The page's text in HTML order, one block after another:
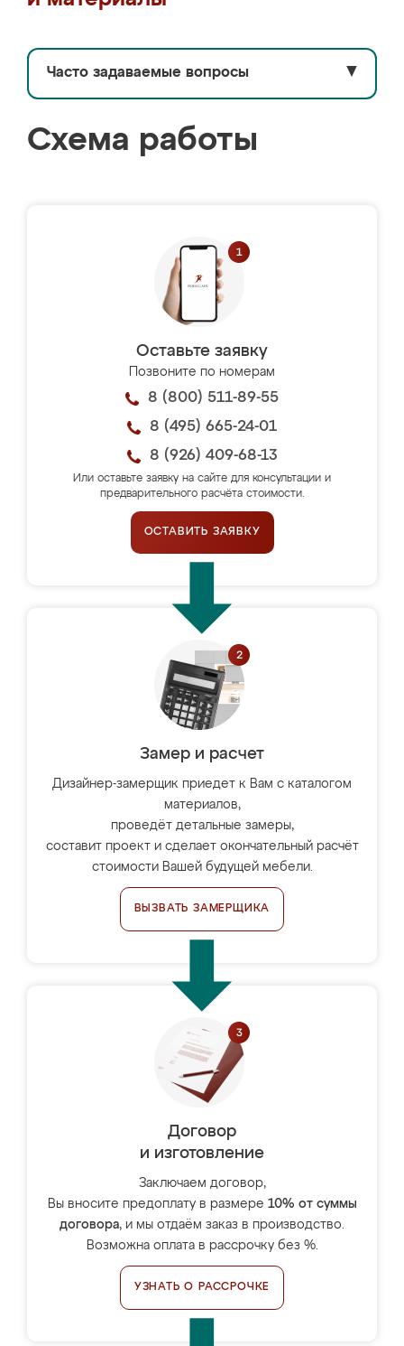
Часто задаваемые вопросы ▼
Схема работы
Оставьте заявку
Позвоните по номерам
8 (800) 511-89-55
8 (495) 665-24-01
8 (926) 409-68-13
Или оставьте заявку на сайте для консультации и
предварительного расчёта стоимости.
ОСТАВИТЬ ЗАЯВКУ
Замер и расчет
Дизайнер-замерщик приедет к Вам с каталогом
материалов,
проведёт детальные замеры,
составит проект и сделает окончательный расчёт
стоимости Вашей будущей мебели.
ВЫЗВАТЬ ЗАМЕРЩИКА
Договор
и изготовление
Заключаем договор,
Вы вносите предоплату в размере 10% от суммы
договора, и мы отдаём заказ в производство.
Возможна оплата в рассрочку без %.
УЗНАТЬ О РАССРОЧКЕ